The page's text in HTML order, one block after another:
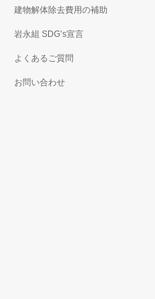
建物解体除去費用の補助
岩永組 SDG’s宣言
よくあるご質問
お問い合わせ